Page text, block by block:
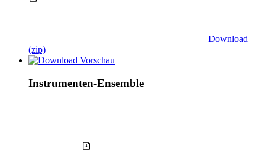
Download
(zip)
Instrumenten-Ensemble